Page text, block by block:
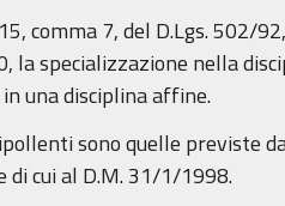
comma 7, del D.Lgs. 502/
la specializzazione nella
una disciplina affine.
sono quelle previste
di cui al D.M. 31/1/1998.